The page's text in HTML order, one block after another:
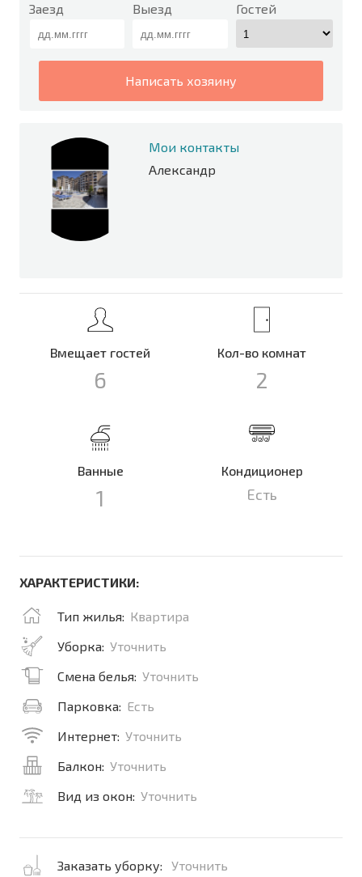
Заезд Выезд Гостей
написать хозяину
Мои контакты
Александр
Вмещает гостей
6
Кол-во комнат
2
Ванные
1
Кондиционер
Есть
ХАРАКТЕРИСТИКИ:
Тип жилья: Квартира
Уборка: Уточнить
Смена белья: Уточнить
Парковка: Есть
Интернет: Уточнить
Балкон: Уточнить
Вид из окон: Уточнить
Заказать уборку:
Уточнить